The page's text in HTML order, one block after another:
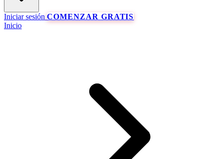
Iniciar sesión COMENZAR GRATIS
Inicio